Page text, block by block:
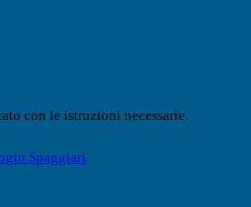
con le istruzioni necessarie.
Spaggiari